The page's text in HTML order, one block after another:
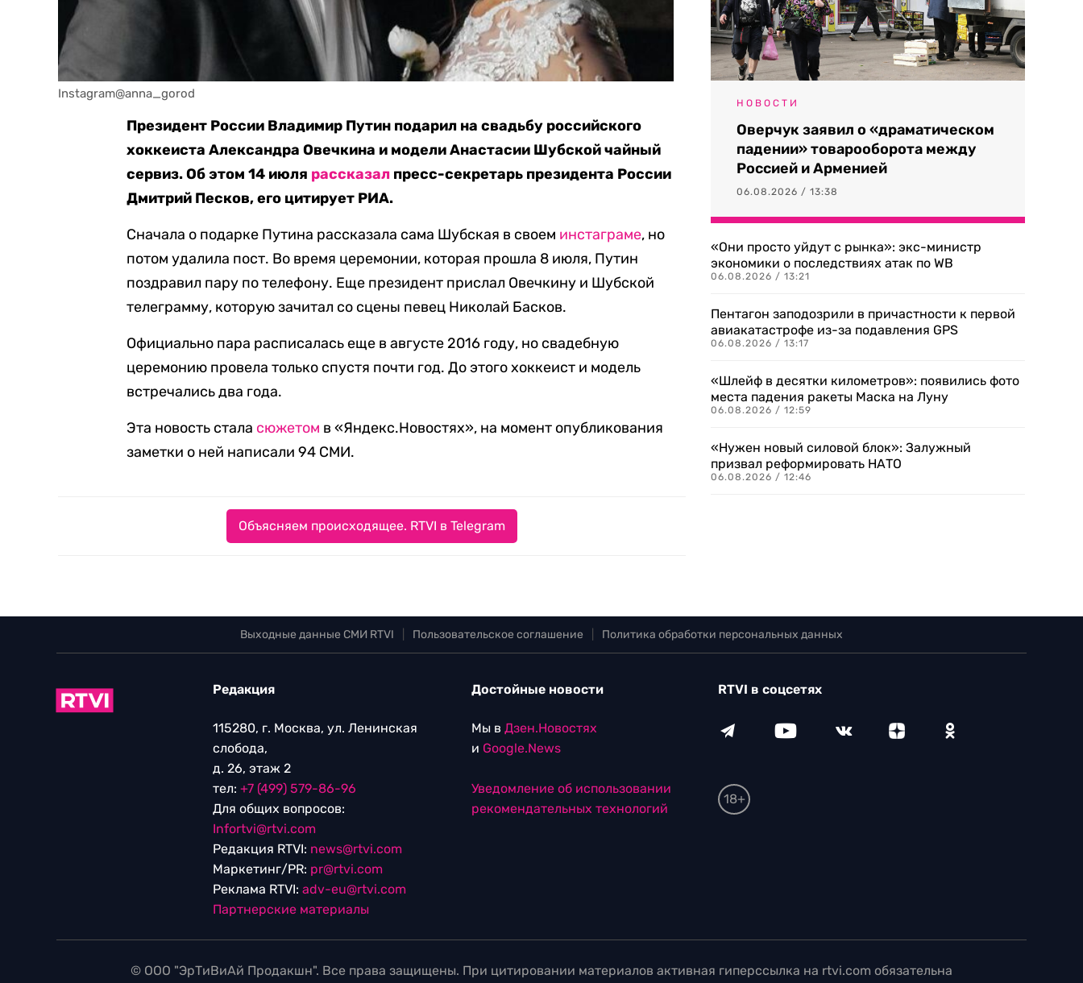
Instagram@anna_gorod
Президент России Владимир Путин подарил на свадьбу российского
хоккеиста Александра Овечкина и модели Анастасии Шубской чайный
сервиз. Об этом 14 июля рассказал пресс-секретарь президента России
Дмитрий Песков, его цитирует РИА.
Сначала о подарке Путина рассказала сама Шубская в своем инстаграме, но
потом удалила пост. Во время церемонии, которая прошла 8 июля, Путин
поздравил пару по телефону. Еще президент прислал Овечкину и Шубской
телеграмму, которую зачитал со сцены певец Николай Басков.
Официально пара расписалась еще в августе 2016 году, но свадебную
церемонию провела только спустя почти год. До этого хоккеист и модель
встречались два года.
Эта новость стала сюжетом в «Яндекс.Новостях», на момент опубликования
заметки о ней написали 94 СМИ.
Объясняем происходящее. RTVI в Telegram
НОВОСТИ
Оверчук заявил о «драматическом
падении» товарооборота между
Россией и Арменией
06.08.2026 / 13:38
«Они просто уйдут с рынка»: экс-министр
экономики о последствиях атак по WB
06.08.2026 / 13:21
Пентагон заподозрили в причастности к первой
авиакатастрофе из-за подавления GPS
06.08.2026 / 13:17
«Шлейф в десятки километров»: появились фото
места падения ракеты Маска на Луну
06.08.2026 / 12:59
«Нужен новый силовой блок»: Залужный
призвал реформировать НАТО
06.08.2026 / 12:46
Выходные данные СМИ RTVI Пользовательское соглашение Политика обработки персональных данных
Редакция
115280, г. Москва, ул. Ленинская
слобода,
д. 26, этаж 2
тел: +7 (499) 579-86-96
Для общих вопросов:
Infortvi@rtvi.com
Редакция RTVI: news@rtvi.com
Маркетинг/PR: pr@rtvi.com
Реклама RTVI: adv-eu@rtvi.com
Партнерские материалы
Достойные новости
Мы в Дзен.Новостях
и Google.News
Уведомление об использовании
рекомендательных технологий
RTVI в соцсетях
18+
© ООО "ЭрТиВиАй Продакшн". Все права защищены. При цитировании материалов активная гиперссылка на rtvi.com обязательна